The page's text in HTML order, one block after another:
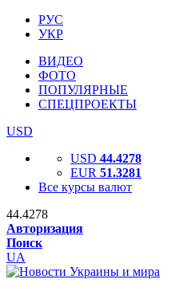
РУС
УКР
ВИДЕО
ФОТО
ПОПУЛЯРНЫЕ
СПЕЦПРОЕКТЫ
USD
USD 44.4278
EUR 51.3281
Все курсы валют
44.4278
Авторизация
Поиск
UA